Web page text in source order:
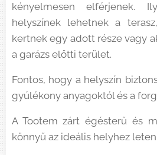
kényelmesen elférjenek.
helyszínek lehetnek a
kertnek egy adott része vagy
a garázs előtti terület.
Fontos, hogy a helyszín
gyúlékony anyagoktól és a
A Tootem zárt égésterű és
könnyű az ideális helyhez